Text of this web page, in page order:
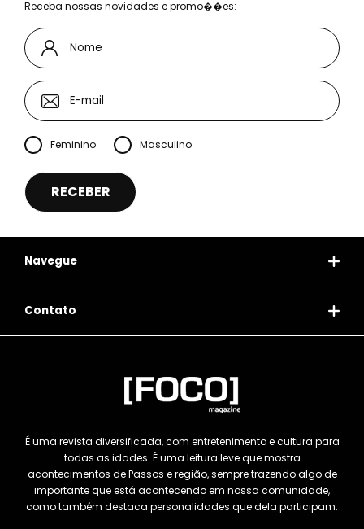
Receba nossas novidades e promo��es:
Feminino Masculino
Navegue
Contato
É uma revista diversificada, com entretenimento e cultura para
todas as idades. É uma leitura leve que mostra
acontecimentos de Passos e região, sempre trazendo algo de
importante que está acontecendo em nossa comunidade,
como também destaca personalidades que dela participam.